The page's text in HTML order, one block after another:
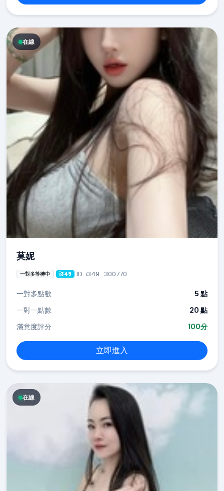
在線
莫妮
一對多等待中 i349 ID: i349_300770
一對多點數
5 點
一對一點數
20 點
滿意度評分
100分
立即進入
在線